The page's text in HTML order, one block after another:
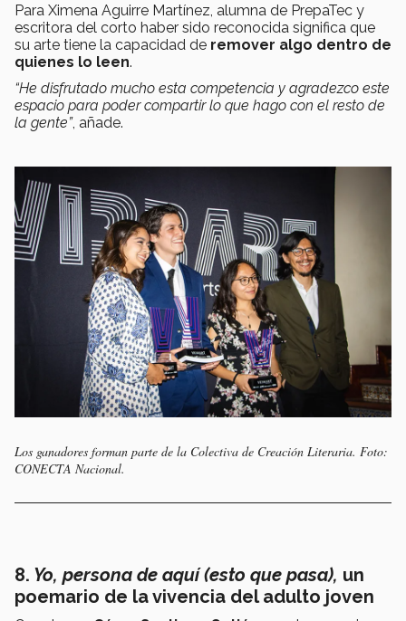
Para Ximena Aguirre Martínez, alumna de PrepaTec y
escritora del corto haber sido reconocida significa que
su arte tiene la capacidad de remover algo dentro de
quienes lo leen.
“He disfrutado mucho esta competencia y agradezco este
espacio para poder compartir lo que hago con el resto de
la gente”, añade.
Los ganadores forman parte de la Colectiva de Creación Literaria. Foto:
CONECTA Nacional.
8. Yo, persona de aquí (esto que pasa), un
poemario de la vivencia del adulto joven